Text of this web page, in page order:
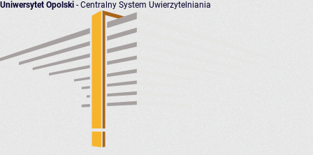
Uniwersytet Opolski - Centralny System Uwierzytelniania